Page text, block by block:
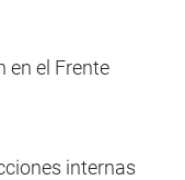
en el Frente
internas